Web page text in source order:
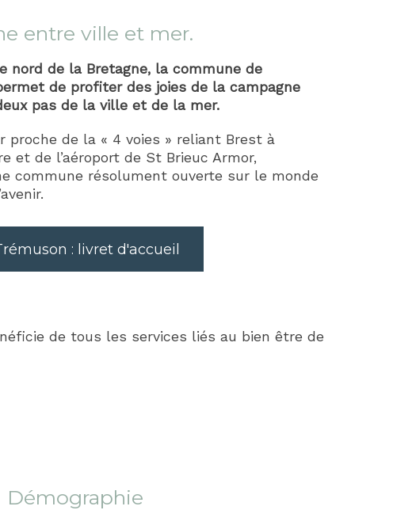
entre ville et mer.
nord de la Bretagne, la commune de
de profiter des joies de la campagne
pas de la ville et de la mer.
proche de la « 4 voies » reliant Brest à
et de l’aéroport de St Brieuc Armor,
commune résolument ouverte sur le monde
: livret d'accueil
de tous les services liés au bien être de
Démographie